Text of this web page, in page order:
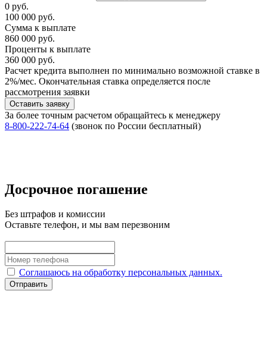
0 руб.
100 000 руб.
Сумма к выплате
860 000 руб.
Проценты к выплате
360 000 руб.
Расчет кредита выполнен по минимально возможной ставке в
2%/мес. Окончательная ставка определяется после
рассмотрения заявки
Оставить заявку
За более точным расчетом обращайтесь к менеджеру
8‑800‑222‑74‑64 (звонок по России бесплатный)
Досрочное погашение
Без штрафов и комиссии
Оставьте телефон, и мы вам перезвоним
Соглашаюсь на обработку персональных данных.
Отправить